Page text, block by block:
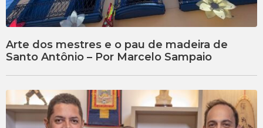
Arte dos mestres e o pau de madeira de
Santo Antônio – Por Marcelo Sampaio